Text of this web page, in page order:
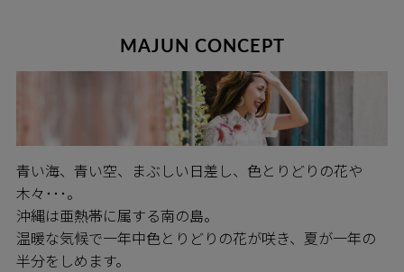
MAJUN CONCEPT
青い海、青い空、まぶしい日差し、色とりどりの花や
木々･･･。
沖縄は亜熱帯に属する南の島。
温暖な気候で一年中色とりどりの花が咲き、夏が一年の
半分をしめます。